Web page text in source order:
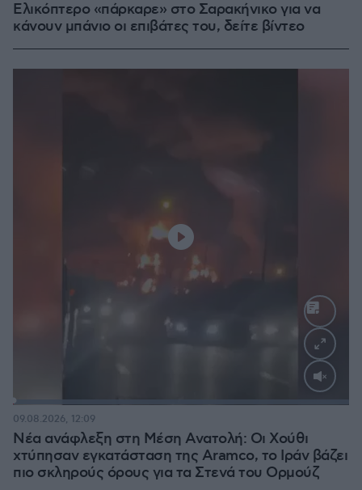
Ελικόπτερο «πάρκαρε» στο Σαρακήνικο για να
κάνουν μπάνιο οι επιβάτες του, δείτε βίντεο
Νέα ανάφλεξη στη Μέση Ανατολή: Οι Χούθι
χτύπησαν εγκατάσταση της Aramco, το Ιράν βάζει
πιο σκληρούς όρους για τα Στενά του Ορμούζ
09.08.2026, 12:09